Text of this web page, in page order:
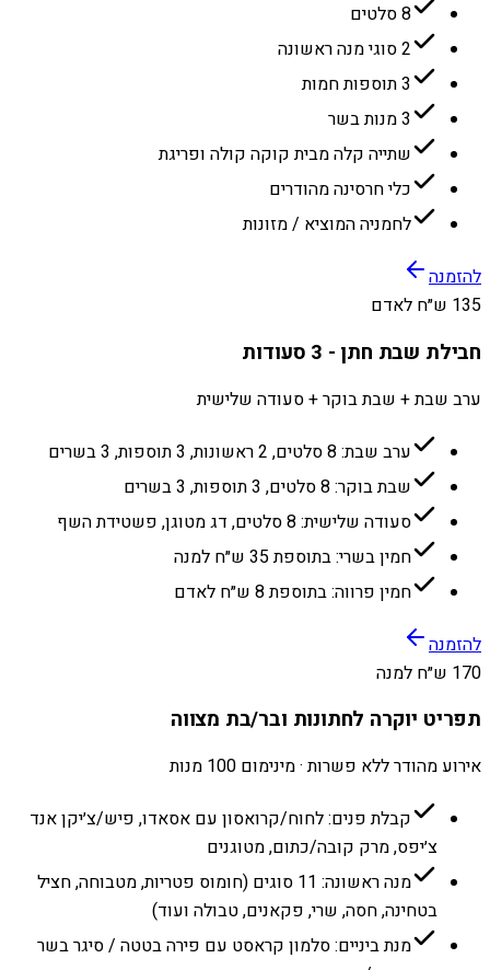
8 סלטים
2 סוגי מנה ראשונה
3 תוספות חמות
3 מנות בשר
שתייה קלה מבית קוקה קולה ופריגת
כלי חרסינה מהודרים
לחמניה המוציא / מזונות
להזמנה
135 ש״ח לאדם
חבילת שבת חתן - 3 סעודות
ערב שבת + שבת בוקר + סעודה שלישית
ערב שבת: 8 סלטים, 2 ראשונות, 3 תוספות, 3 בשרים
שבת בוקר: 8 סלטים, 3 תוספות, 3 בשרים
סעודה שלישית: 8 סלטים, דג מטוגן, פשטידת השף
חמין בשרי: בתוספת 35 ש״ח למנה
חמין פרווה: בתוספת 8 ש״ח לאדם
להזמנה
170 ש״ח למנה
תפריט יוקרה לחתונות ובר/בת מצווה
אירוע מהודר ללא פשרות · מינימום 100 מנות
קבלת פנים: לחוח/קרואסון עם אסאדו, פיש/צ׳יקן אנד
צ׳יפס, מרק קובה/כתום, מטוגנים
מנה ראשונה: 11 סוגים (חומוס פטריות, מטבוחה, חציל
בטחינה, חסה, שרי, פקאנים, טבולה ועוד)
מנת ביניים: סלמון קראסט עם פירה בטטה / סיגר בשר